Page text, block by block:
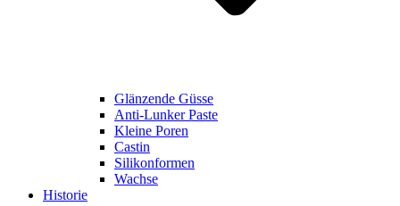
Glänzende Güsse
Anti-Lunker Paste
Kleine Poren
Castin
Silikonformen
Wachse
Historie